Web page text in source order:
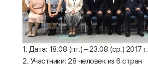
1. Дата: 18.08 (пт.) – 23.08 (ср.) 2017 г.
2. Участники: 28 человек из 6 стран